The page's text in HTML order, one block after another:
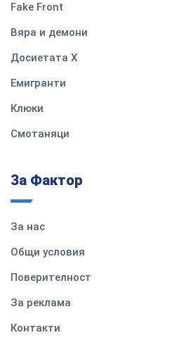
Fake Front
Вяра и демони
Досиетата Х
Емигранти
Клюки
Смотаняци
За Фактор
За нас
Общи условия
Поверителност
За реклама
Контакти